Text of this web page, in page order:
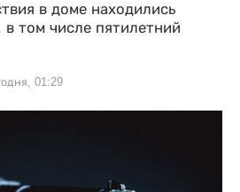
в доме находились
в том числе пятилетний
01:29